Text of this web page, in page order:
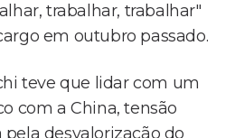
trabalhar, trabalhar"
em outubro passado.
teve que lidar com um
com a China, tensão
desvalorização do